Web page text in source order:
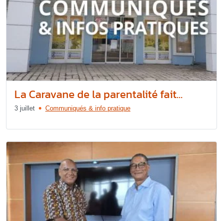
La Caravane de la parentalité fait...
3 juillet Communiqués & info pratique